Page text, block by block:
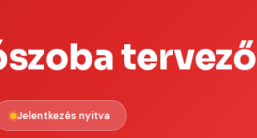
Jelentkezés nyitva